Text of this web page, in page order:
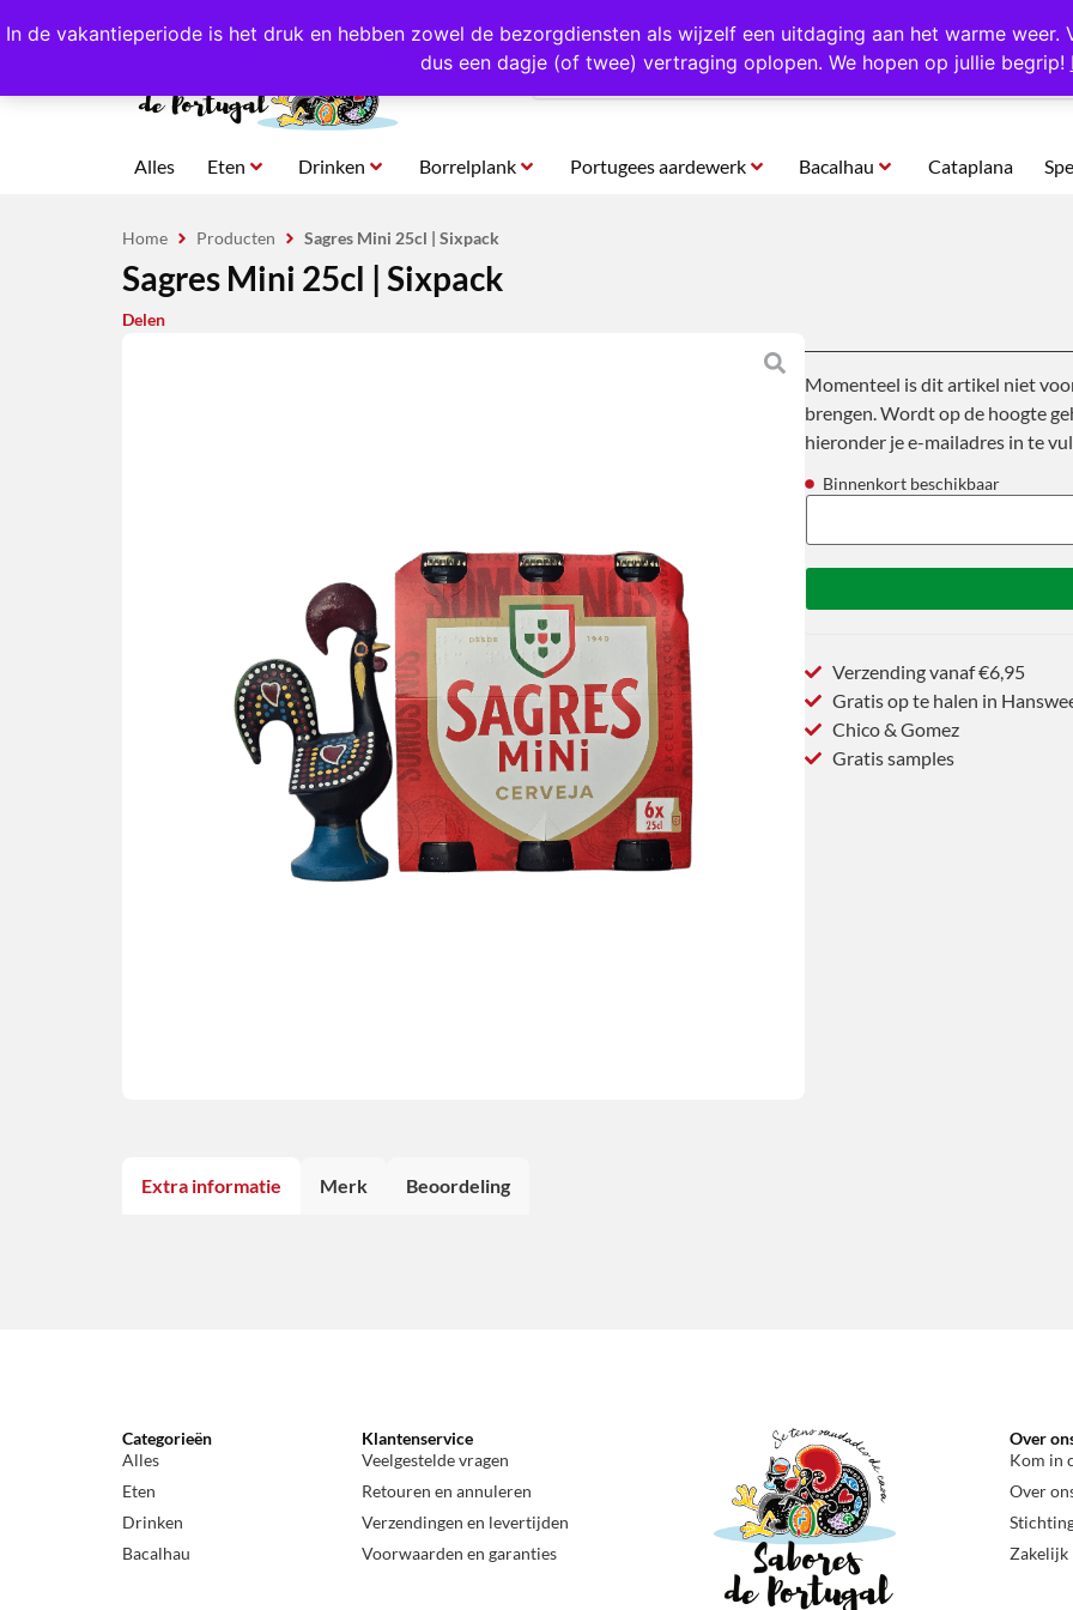
In de vakantieperiode is het druk en hebben zowel de bezorgdiensten als wijzelf een uitdaging aan het warme weer.
dus een dagje (of twee) vertraging oplopen. We hopen op jullie begrip!
4,8/5,0 sterren beoordeeld! Eigen import uit Portugal Altijd 1000 verschillende producten op voorraad Gratis
Alles Eten Drinken Borrelplank Portugees aardewerk Bacalhau Cataplana
Home Producten Sagres Mini 25cl | Sixpack
Sagres Mini 25cl | Sixpack
Delen
Momenteel is dit artikel niet
brengen. Wordt op de hoogte
hieronder je e-mailadres in te
Binnenkort beschikbaar
Verzending vanaf €6,95
Gratis op te halen in
Chico & Gomez
Gratis samples
Extra informatie Merk Beoordeling
Categorieën
Alles
Eten
Drinken
Bacalhau
Klantenservice
Veelgestelde vragen
Retouren en annuleren
Verzendingen en levertijden
Voorwaarden en garanties
Over
Kom in
Over
Zakelijk